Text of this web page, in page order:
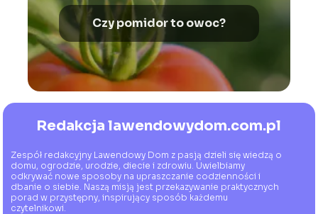
Czy pomidor to owoc?
Redakcja lawendowydom.com.pl
Zespół redakcyjny Lawendowy Dom z pasją dzieli się wiedzą o
domu, ogrodzie, urodzie, diecie i zdrowiu. Uwielbiamy
odkrywać nowe sposoby na upraszczanie codzienności i
dbanie o siebie. Naszą misją jest przekazywanie praktycznych
porad w przystępny, inspirujący sposób każdemu
czytelnikowi.